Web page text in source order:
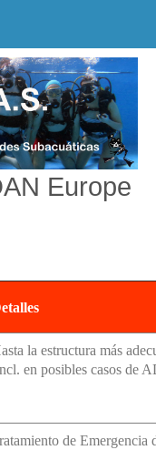
Europe
la estructura más
en posibles casos de
de Emergencia